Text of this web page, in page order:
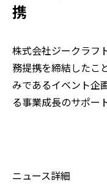
携
株式会社ジークラフ
務提携を締結したこ
みであるイベント企
る事業成長のサポー
ニュース詳細